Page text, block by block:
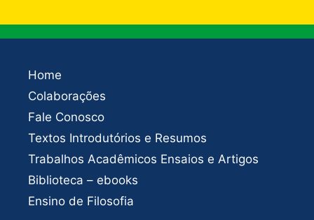
Home
Colaborações
Fale Conosco
Textos Introdutórios e Resumos
Trabalhos Acadêmicos Ensaios e Artigos
Biblioteca – ebooks
Ensino de Filosofia